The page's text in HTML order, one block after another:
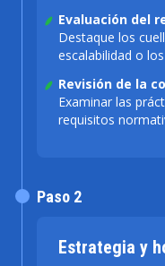
Evaluación del
Destaque los
escalabilidad o
Revisión de la
Examinar las
requisitos
Estrategia y
Paso 2